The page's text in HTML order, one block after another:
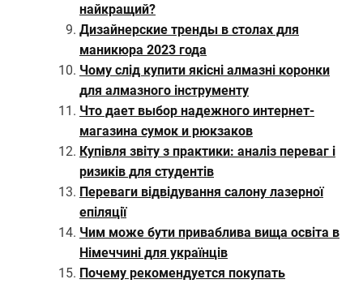
найкращий?
Дизайнерские тренды в столах для
маникюра 2023 года
Чому слід купити якісні алмазні коронки
для алмазного інструменту
Что дает выбор надежного интернет-
магазина сумок и рюкзаков
Купівля звіту з практики: аналіз переваг і
ризиків для студентів
Переваги відвідування салону лазерної
епіляції
Чим може бути приваблива вища освіта в
Німеччині для українців
Почему рекомендуется покупать